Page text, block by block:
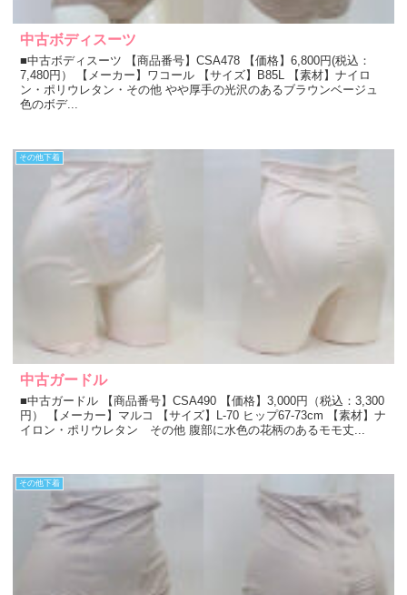
中古ボディスーツ
■中古ボディスーツ 【商品番号】CSA478 【価格】6,800円(税込：
7,480円） 【メーカー】ワコール 【サイズ】B85L 【素材】ナイロ
ン・ポリウレタン・その他 やや厚手の光沢のあるブラウンベージュ
色のボデ...
その他下着
中古ガードル
■中古ガードル 【商品番号】CSA490 【価格】3,000円（税込：3,300
円） 【メーカー】マルコ 【サイズ】L-70 ヒップ67-73cm 【素材】ナ
イロン・ポリウレタン その他 腹部に水色の花柄のあるモモ丈...
その他下着